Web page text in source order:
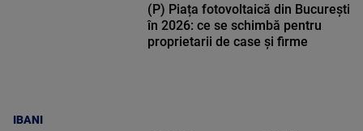
IBANI
(P) Piața fotovoltaică din București
în 2026: ce se schimbă pentru
proprietarii de case și firme